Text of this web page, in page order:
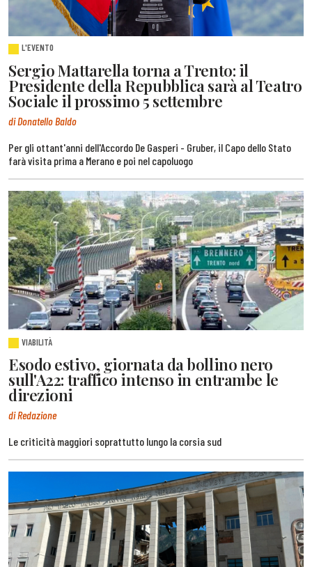
L'EVENTO
Sergio Mattarella torna a Trento: il
Presidente della Repubblica sarà al Teatro
Sociale il prossimo 5 settembre
di Donatello Baldo
Per gli ottant'anni dell'Accordo De Gasperi - Gruber, il Capo dello Stato
farà visita prima a Merano e poi nel capoluogo
VIABILITÀ
Esodo estivo, giornata da bollino nero
sull'A22: traffico intenso in entrambe le
direzioni
di Redazione
Le criticità maggiori soprattutto lungo la corsia sud